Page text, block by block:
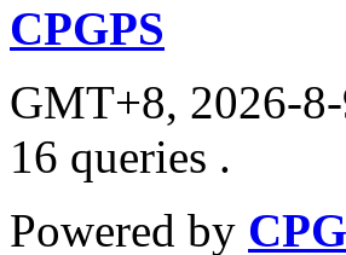
CPGPS
GMT+8, 2026-
16 queries .
Powered by